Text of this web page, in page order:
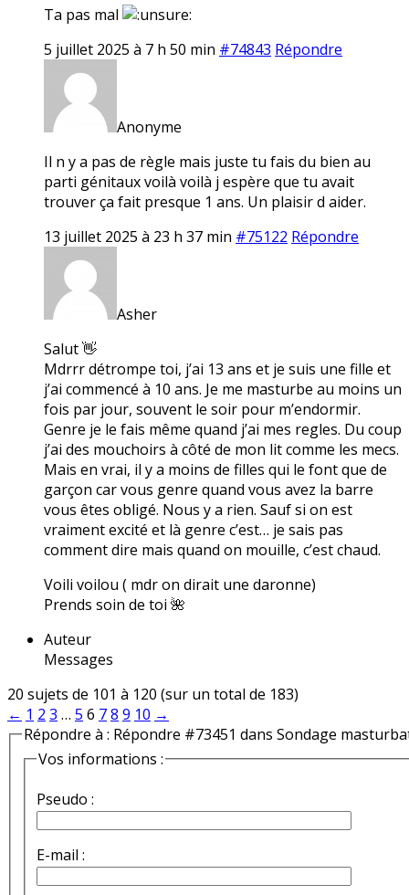
Ta pas mal
5 juillet 2025 à 7 h 50 min #74843 Répondre
Anonyme
Il n y a pas de règle mais juste tu fais du bien au
parti génitaux voilà voilà j espère que tu avait
trouver ça fait presque 1 ans. Un plaisir d aider.
13 juillet 2025 à 23 h 37 min #75122 Répondre
Asher
Salut 👋
Mdrrr détrompe toi, j’ai 13 ans et je suis une fille et
j’ai commencé à 10 ans. Je me masturbe au moins un
fois par jour, souvent le soir pour m’endormir.
Genre je le fais même quand j’ai mes regles. Du coup
j’ai des mouchoirs à côté de mon lit comme les mecs.
Mais en vrai, il y a moins de filles qui le font que de
garçon car vous genre quand vous avez la barre
vous êtes obligé. Nous y a rien. Sauf si on est
vraiment excité et là genre c’est… je sais pas
comment dire mais quand on mouille, c’est chaud.
Voili voilou ( mdr on dirait une daronne)
Prends soin de toi 🌺
Auteur
Messages
20 sujets de 101 à 120 (sur un total de 183)
← 1 2 3 … 5 6 78 9 10 →
Répondre à : Répondre #73451 dans Sondage
Vos informations :
Pseudo :
E-mail :